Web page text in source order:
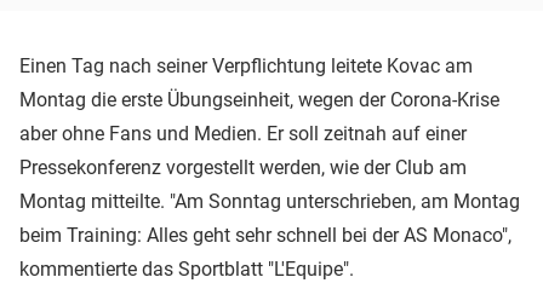
Einen Tag nach seiner Verpflichtung leitete Kovac am
Montag die erste Übungseinheit, wegen der Corona-Krise
aber ohne Fans und Medien. Er soll zeitnah auf einer
Pressekonferenz vorgestellt werden, wie der Club am
Montag mitteilte. "Am Sonntag unterschrieben, am Montag
beim Training: Alles geht sehr schnell bei der AS Monaco",
kommentierte das Sportblatt "L'Equipe".